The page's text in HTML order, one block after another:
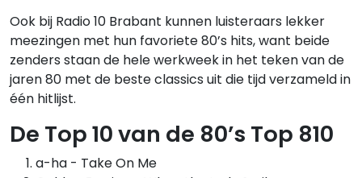
Ook bij Radio 10 Brabant kunnen luisteraars lekker
meezingen met hun favoriete 80’s hits, want beide
zenders staan de hele werkweek in het teken van de
jaren 80 met de beste classics uit die tijd verzameld in
één hitlijst.
De Top 10 van de 80’s Top 810
a-ha - Take On Me